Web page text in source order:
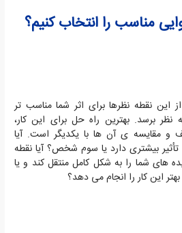
مناسب را انتخاب کنیم؟
نقطه نظرها برای اثر شما مناسب تر
برسد. بهترین راه حل برای این کار،
و مقایسه ی آن ها با یکدیگر است. آیا
بیشتری دارد یا سوم شخص؟ آیا نقطه
های شما را به شکل کامل منتقل کند و یا
این کار را انجام می دهد؟